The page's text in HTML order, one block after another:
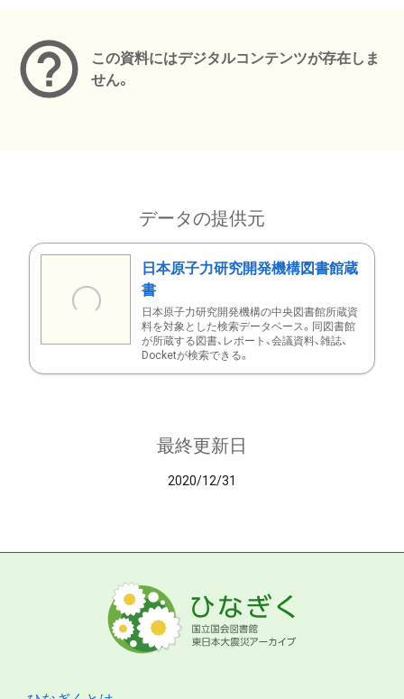
この資料にはデジタルコンテンツが存在しま
せん。
データの提供元
日本原子力研究開発機構図書館蔵
書
日本原子力研究開発機構の中央図書館所蔵資
料を対象とした検索データベース。同図書館
が所蔵する図書、レポート、会議資料、雑誌、
Docketが検索できる。
最終更新日
2020/12/31